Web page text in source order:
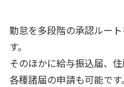
勤怠を多段階の承認ルー
す。
そのほかに給与振込届、
各種諸届の申請も可能です。